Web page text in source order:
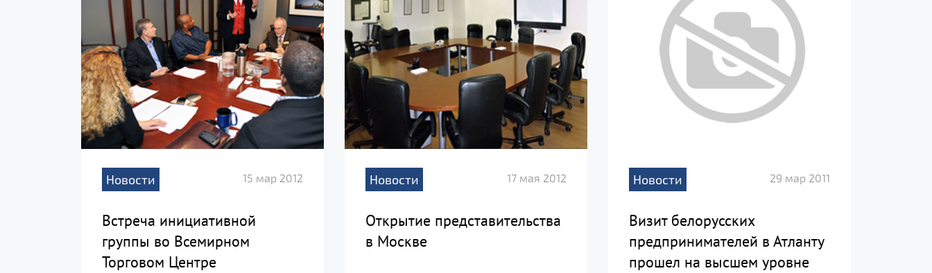
Новости 15 мар 2012
Встреча инициативной
группы во Всемирном
Торговом Центре
Новости 17 мая 2012
Открытие представительства
в Москве
Новости 29 мар 2011
Визит белорусских
предпринимателей в Атланту
прошел на высшем уровне